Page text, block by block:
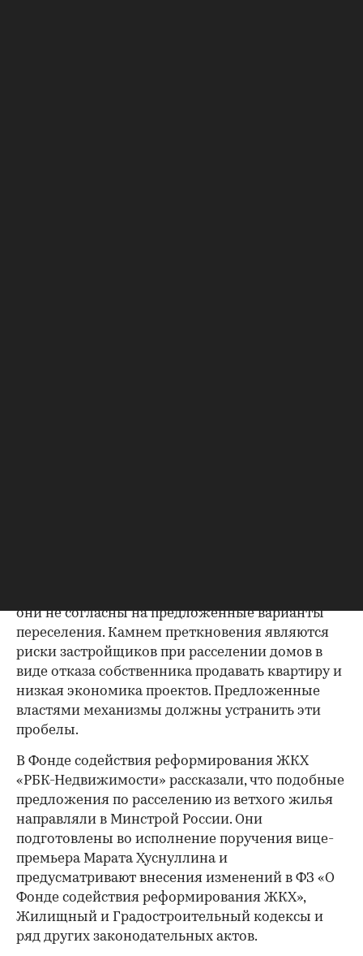
они не согласны на предложенные варианты
переселения. Камнем преткновения являются
риски застройщиков при расселении домов в
виде отказа собственника продавать квартиру и
низкая экономика проектов. Предложенные
властями механизмы должны устранить эти
пробелы.
В Фонде содействия реформирования ЖКХ
«РБК-Недвижимости» рассказали, что подобные
предложения по расселению из ветхого жилья
направляли в Минстрой России. Они
подготовлены во исполнение поручения вице-
премьера Марата Хуснуллина и
предусматривают внесения изменений в ФЗ «О
Фонде содействия реформирования ЖКХ»,
Жилищный и Градостроительный кодексы и
ряд других законодательных актов.